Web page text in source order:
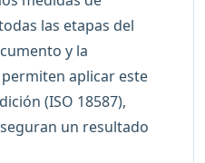
las etapas del
y la
aplicar este
(ISO 18587),
un resultado